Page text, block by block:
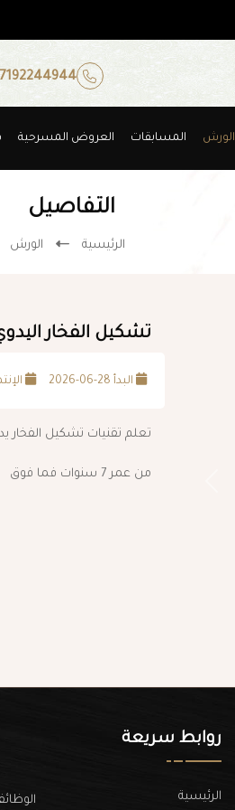
الورش المسابقات العروض المسرحية
التفاصيل
الرئيسية الورش
تشكيل الفخار
البدأ 28-06-2026 الإنتهاء
تعلم تقنيات تشكيل الفخار
من عمر 7 سنوات فما فوق
روابط سريعة
الرئيسية